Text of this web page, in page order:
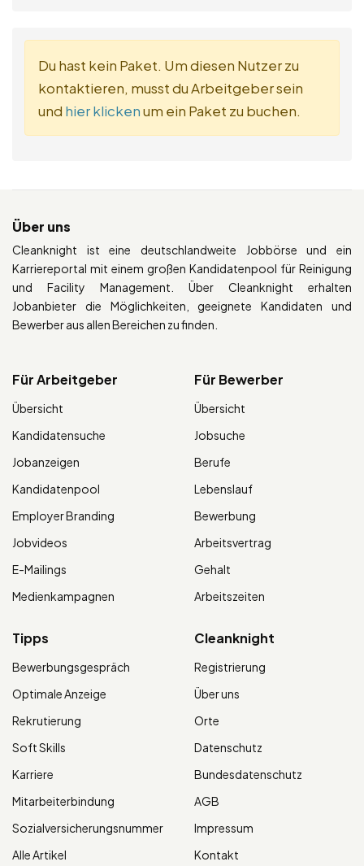
Du hast kein Paket. Um diesen Nutzer zu
kontaktieren, musst du Arbeitgeber sein
und hier klickenum ein Paket zu buchen.
Über uns
Cleanknight ist eine deutschlandweite Jobbörse und ein
Karriereportal mit einem großen Kandidatenpool für Reinigung
und Facility Management. Über Cleanknight erhalten
Jobanbieter die Möglichkeiten, geeignete Kandidaten und
Bewerber aus allen Bereichen zu finden.
Für Arbeitgeber
Übersicht
Kandidatensuche
Jobanzeigen
Kandidatenpool
Employer Branding
Jobvideos
E-Mailings
Medienkampagnen
Für Bewerber
Übersicht
Jobsuche
Berufe
Lebenslauf
Bewerbung
Arbeitsvertrag
Gehalt
Arbeitszeiten
Tipps
Bewerbungsgespräch
Optimale Anzeige
Rekrutierung
Soft Skills
Karriere
Mitarbeiterbindung
Sozialversicherungsnummer
Alle Artikel
Cleanknight
Registrierung
Über uns
Orte
Datenschutz
Bundesdatenschutz
AGB
Impressum
Kontakt